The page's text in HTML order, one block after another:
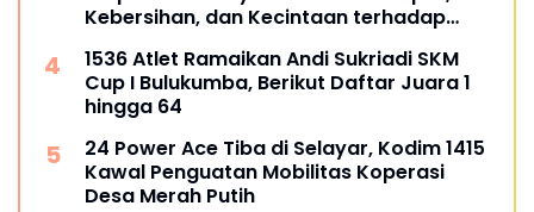
Kebersihan, dan Kecintaan terhadap
1536 Atlet Ramaikan Andi Sukriadi SKM
Cup I Bulukumba, Berikut Daftar Juara 1
hingga 64
24 Power Ace Tiba di Selayar, Kodim 1415
Kawal Penguatan Mobilitas Koperasi
Desa Merah Putih